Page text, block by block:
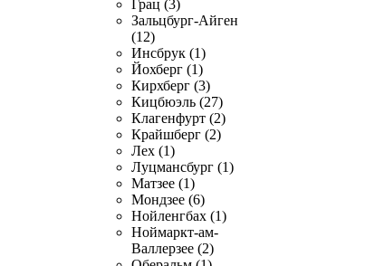
Грац (3)
Зальцбург-Айген
(12)
Инсбрук (1)
Йохберг (1)
Кирхберг (3)
Кицбюэль (27)
Клагенфурт (2)
Крайшберг (2)
Лех (1)
Луцмансбург (1)
Матзее (1)
Мондзее (6)
Нойленгбах (1)
Ноймаркт-ам-
Валлерзее (2)